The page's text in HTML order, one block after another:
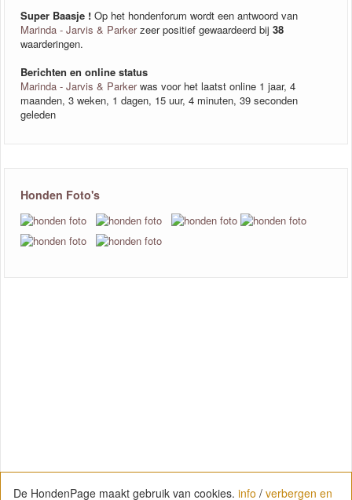
Super Baasje ! Op het hondenforum wordt een antwoord van
Marinda - Jarvis & Parkerzeer positief gewaardeerd bij 38
waarderingen.
Berichten en online status
Marinda - Jarvis & Parkerwas voor het laatst online 1 jaar, 4
maanden, 3 weken, 1 dagen, 15 uur, 4 minuten, 39 seconden
geleden
Honden Foto's
De HondenPage maakt gebruik van cookies. info / verbergen en